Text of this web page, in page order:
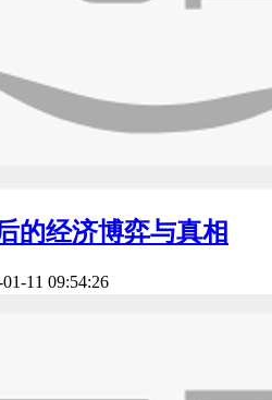
的经济博弈与真相
11 09:54:26